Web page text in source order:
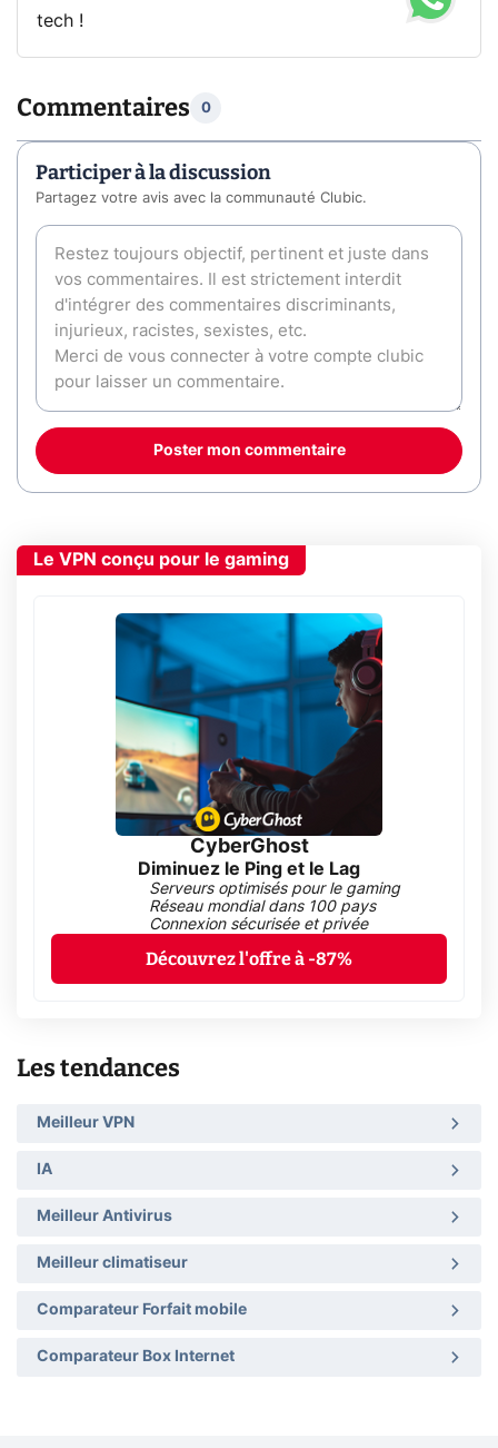
tech !
Commentaires 0
Participer à la discussion
Partagez votre avis avec la communauté Clubic.
Poster mon commentaire
Le VPN conçu pour le gaming
CyberGhost
Diminuez le Ping et le Lag
Serveurs optimisés pour le gaming
Réseau mondial dans 100 pays
Connexion sécurisée et privée
Découvrez l'offre à -87%
Les tendances
Meilleur VPN
IA
Meilleur Antivirus
Meilleur climatiseur
Comparateur Forfait mobile
Comparateur Box Internet